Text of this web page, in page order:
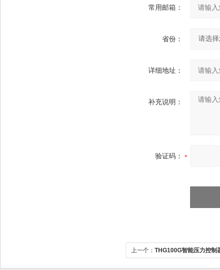
常用邮箱：
省份：
详细地址：
补充说明：
验证码：
上一个： THG100G智能压力控制